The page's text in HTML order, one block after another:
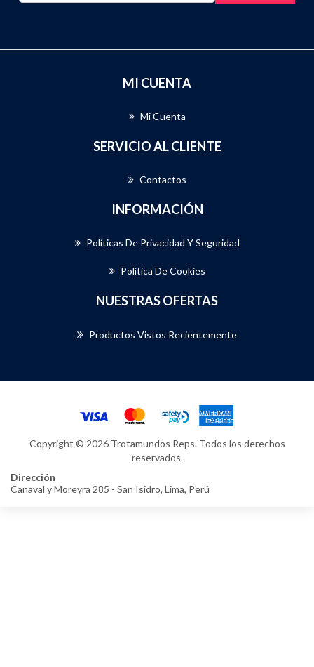
MI CUENTA
Mi Cuenta
SERVICIO AL CLIENTE
Contactos
INFORMACIÓN
Políticas De Privacidad Y Seguridad
Política De Cookies
NUESTRAS OFERTAS
Productos Vistos Recientemente
Copyright © 2026 Trotamundos Reps. Todos los derechos
reservados.
Dirección
Canaval y Moreyra 285 - San Isidro, Lima, Perú